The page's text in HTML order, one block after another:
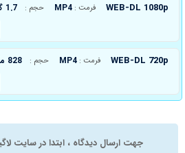
WEB-DL 1080p فرمت : MP4 حجم : 1.7 گیگابایت
WEB-DL 720p فرمت : MP4 حجم : 828 مگابایت
جهت ارسال دیدگاه ، ابتدا در سایت